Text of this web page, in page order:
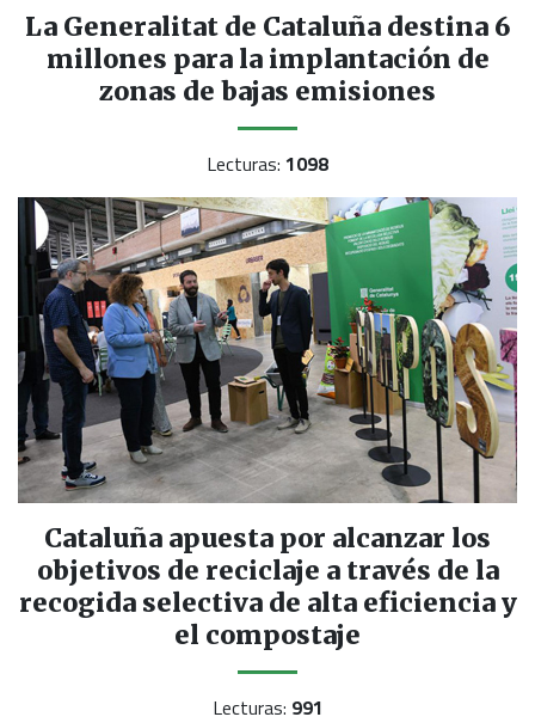
La Generalitat de Cataluña destina 6
millones para la implantación de
zonas de bajas emisiones
Lecturas: 1098
Cataluña apuesta por alcanzar los
objetivos de reciclaje a través de la
recogida selectiva de alta eficiencia y
el compostaje
Lecturas: 991